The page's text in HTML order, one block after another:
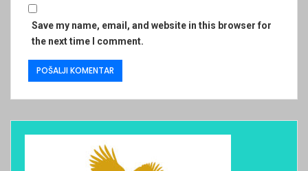
Save my name, email, and website in this browser for
the next time I comment.